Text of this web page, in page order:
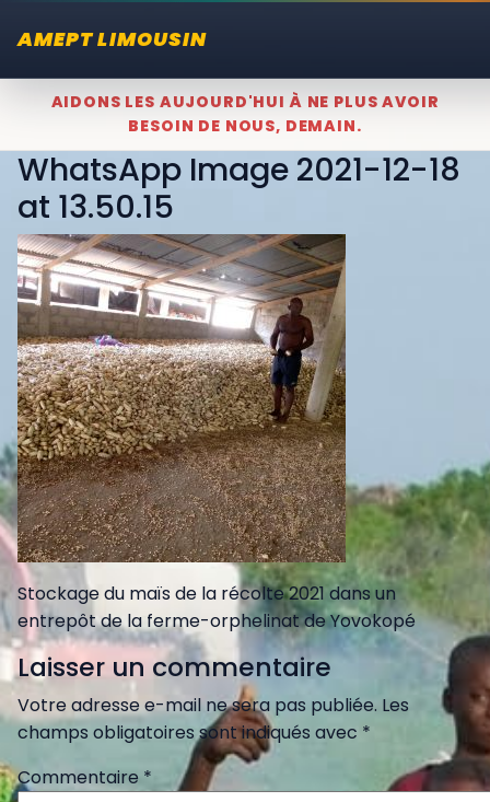
AMEPT LIMOUSIN
AIDONS LES AUJOURD'HUI À NE PLUS AVOIR
BESOIN DE NOUS, DEMAIN.
WhatsApp Image 2021-12-18
at 13.50.15
Stockage du maïs de la récolte 2021 dans un
entrepôt de la ferme-orphelinat de Yovokopé
Laisser un commentaire
Votre adresse e-mail ne sera pas publiée. Les
champs obligatoires sont indiqués avec *
Commentaire *